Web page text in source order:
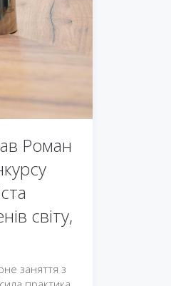
Роман
світу,
заняття з